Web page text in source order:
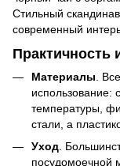
Стильный
современный
Практичность
Материалы .
использование:
температуры,
стали, а
Уход.
посудомоечной